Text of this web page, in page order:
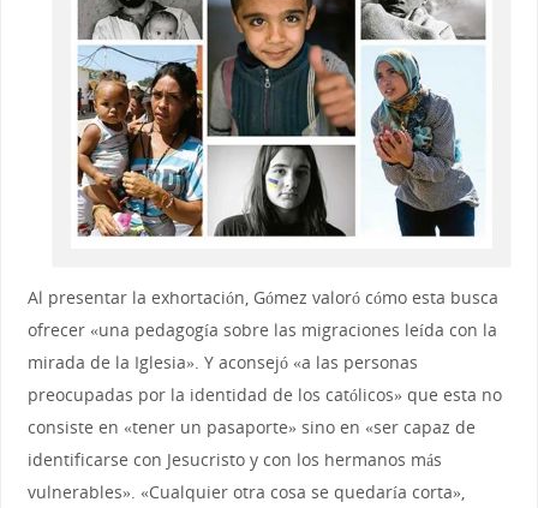
Al presentar la exhortación, Gómez valoró cómo esta busca
ofrecer «una pedagogía sobre las migraciones leída con la
mirada de la Iglesia». Y aconsejó «a las personas
preocupadas por la identidad de los católicos» que esta no
consiste en «tener un pasaporte» sino en «ser capaz de
identificarse con Jesucristo y con los hermanos más
vulnerables». «Cualquier otra cosa se quedaría corta»,